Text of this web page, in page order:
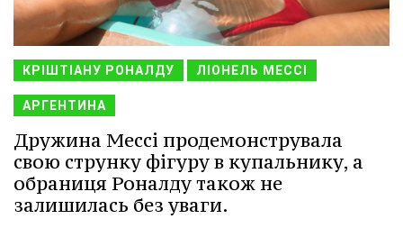
КРІШТІАНУ РОНАЛДУ ЛІОНЕЛЬ МЕССІ
АРГЕНТИНА
Дружина Мессі продемонструвала
свою струнку фігуру в купальнику, а
обраниця Роналду також не
залишилась без уваги.